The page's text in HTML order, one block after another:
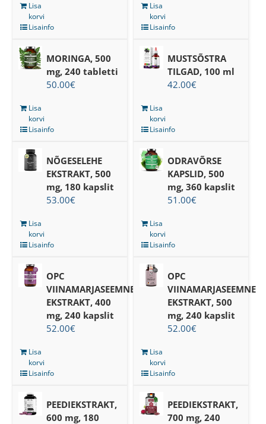
Lisa
korvi
Lisainfo
Lisa
korvi
Lisainfo
MORINGA, 500
mg, 240 tabletti
50.00€
Lisa
korvi
Lisainfo
MUSTSÕSTRA
TILGAD, 100 ml
42.00€
Lisa
korvi
Lisainfo
NÕGESELEHE
EKSTRAKT, 500
mg, 180 kapslit
53.00€
Lisa
korvi
Lisainfo
ODRAVÕRSE
KAPSLID, 500
mg, 360 kapslit
51.00€
Lisa
korvi
Lisainfo
OPC
VIINAMARJASEEMNE
EKSTRAKT, 400
mg, 240 kapslit
52.00€
Lisa
korvi
Lisainfo
OPC
VIINAMARJASEEMNE
EKSTRAKT, 500
mg, 240 kapslit
52.00€
Lisa
korvi
Lisainfo
PEEDIEKSTRAKT,
600 mg, 180
PEEDIEKSTRAKT,
700 mg, 240